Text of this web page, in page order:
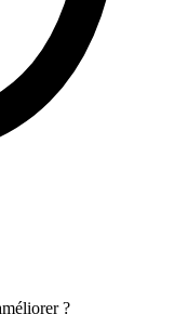
?